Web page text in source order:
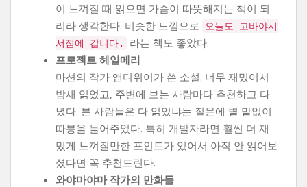
이 느껴질 때 읽으면 가슴이 따뜻해지는 책이 되
리라 생각한다. 비슷한 느낌으로
오늘도 고바야시
서점에 갑니다.
라는 책도 좋았다.
프로젝트 헤일메리
마션의 작가 앤디위어가 쓴 소설. 너무 재밌어서
밤새 읽었고, 주변에 보는 사람마다 추천하고 다
녔다. 본 사람들은 다 읽었냐는 질문에 별 말없이
따봉을 들어주었다. 특히 개발자라면 훨씬 더 재
밌게 느껴질만한 포인트가 있어서 아직 안 읽어보
셨다면 꼭 추천드린다.
와야마야마 작가의 만화들